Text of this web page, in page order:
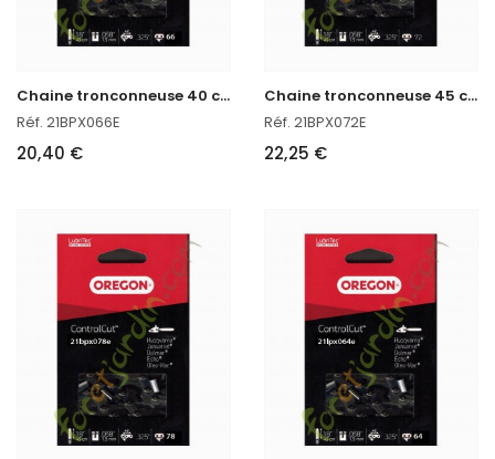
C
haine tronconneuse 40 cm Oregon réf : 21BPX066E
Réf. 21BPX066E
20,40 €
C
haine tronconneuse 45 cm Oregon réf : 21BPX072E
Réf. 21BPX072E
22,25 €